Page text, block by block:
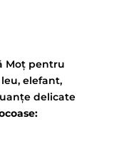
Moț pentru
elefant,
delicate